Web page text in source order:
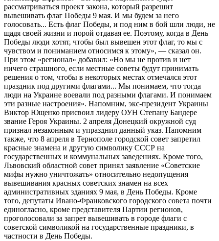
рассматриваться проект закона, который разрешит
вывешивать флаг Победы 9 мая. И мы будем за него
голосовать... Есть флаг Победы, и под ним в бой шли люди, не
щадя своей жизни и порой отдавая ее. Поэтому, когда в День
Победы люди хотят, чтобы был вывешен этот флаг, то мы с
чувством и пониманием относимся к этому», — сказал он.
При этом «регионал» добавил: «Но мы не против и нет
ничего страшного, если местные советы будут принимать
решения о том, чтобы в некоторых местах отмечался этот
праздник под другими флагами... Мы понимаем, что тогда
люди на Украине воевали под разными флагами. И понимаем
эти разные настроения». Напомним, экс-президент Украины
Виктор Ющенко присвоил лидеру ОУН Степану Бандере
звание Героя Украины. 2 апреля Донецкий окружной суд
признал незаконным и упразднил данный указ. Напомним
также, что 8 апреля в Тернополе городской совет запретил
красные знамена и другую символику СССР на
государственных и коммунальных заведениях. Кроме того,
Львовский областной совет принял заявление «Советские
мифы нужно уничтожать» относительно недопущения
вывешивания красных советских знамен на всех
административных зданиях 9 мая, в День Победы. Кроме
того, депутаты Ивано-Франковского городского совета почти
единогласно, кроме представителя Партии регионов,
проголосовали за запрет вывешивать в городе флаги с
советской символикой на государственные праздники, в
частности в День Победы.